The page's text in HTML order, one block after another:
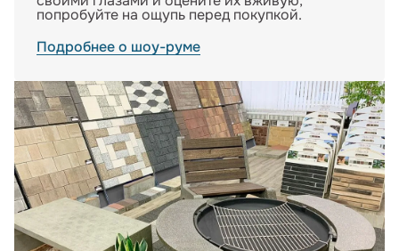
попробуйте на ощупь перед покупкой.
Подробнее о шоу-руме